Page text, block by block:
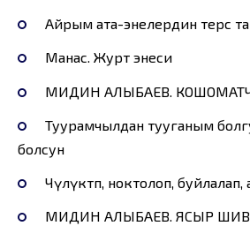
Айрым ата-энелердин терс
Манаc. Журт энеси
МИДИН АЛЫБАЕВ.
Туурамчылдан тууганым
болсун
Чүлүктөп, ноктолоп, буйлалап,
МИДИН АЛЫБАЕВ. ЯСЫР